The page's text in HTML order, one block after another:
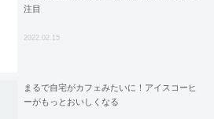
注目
2022.02.15
まるで自宅がカフェみたいに！アイスコーヒ
ーがもっとおいしくなる